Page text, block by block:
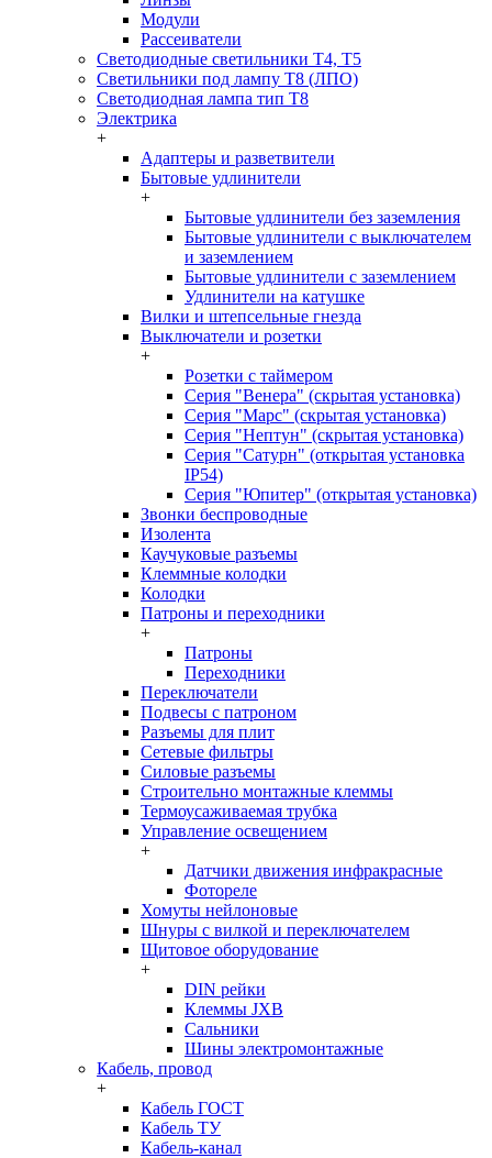
Модули
Рассеиватели
Светодиодные светильники T4, T5
Светильники под лампу Т8 (ЛПО)
Светодиодная лампа тип T8
Электрика
+
Адаптеры и разветвители
Бытовые удлинители
+
Бытовые удлинители без заземления
Бытовые удлинители с выключателем
и заземлением
Бытовые удлинители с заземлением
Удлинители на катушке
Вилки и штепсельные гнезда
Выключатели и розетки
+
Розетки с таймером
Серия "Венера" (скрытая установка)
Серия "Марс" (скрытая установка)
Серия "Нептун" (скрытая установка)
Серия "Сатурн" (открытая установка
IP54)
Серия "Юпитер" (открытая установка)
Звонки беспроводные
Изолента
Каучуковые разъемы
Клеммные колодки
Колодки
Патроны и переходники
+
Патроны
Переходники
Переключатели
Подвесы с патроном
Разъемы для плит
Сетевые фильтры
Силовые разъемы
Строительно монтажные клеммы
Термоусаживаемая трубка
Управление освещением
+
Датчики движения инфракрасные
Фотореле
Хомуты нейлоновые
Шнуры с вилкой и переключателем
Щитовое оборудование
+
DIN рейки
Клеммы JXB
Сальники
Шины электромонтажные
Кабель, провод
+
Кабель ГОСТ
Кабель ТУ
Кабель-канал